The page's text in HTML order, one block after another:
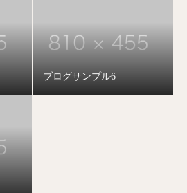
ブログサンプル6